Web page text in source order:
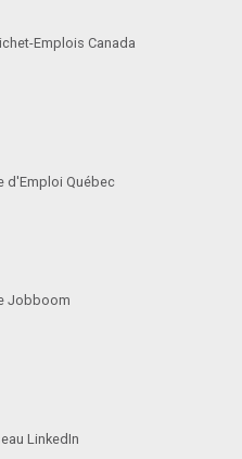
Emplois Canada
d'Emploi Québec
Jobboom
LinkedIn